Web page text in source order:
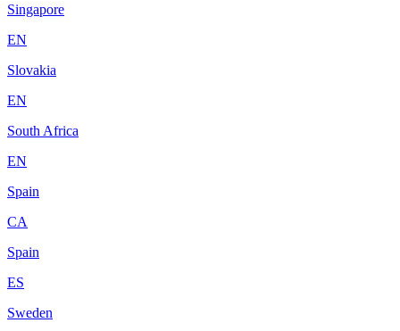
Singapore
EN
Slovakia
EN
South Africa
EN
Spain
CA
Spain
ES
Sweden